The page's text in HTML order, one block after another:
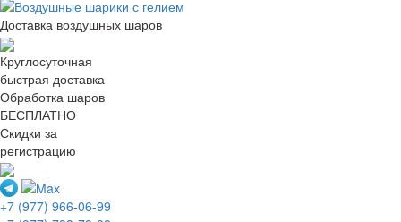
Доставка воздушных шаров
Круглосуточная
быстрая доставка
Обработка шаров
БЕСПЛАТНО
Скидки за
регистрацию
+7 (977) 966-06-99